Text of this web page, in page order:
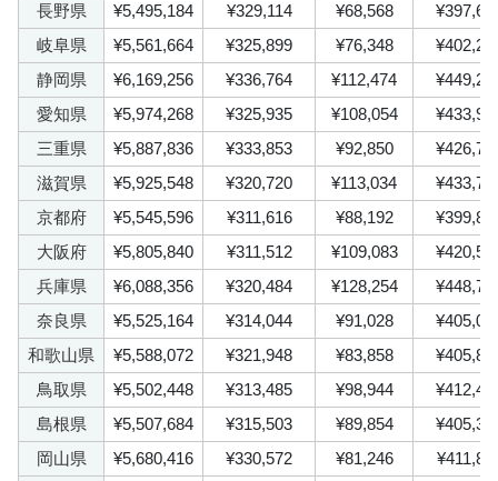
長野県
¥5,495,184 ¥329,114 ¥68,568
岐阜県
¥5,561,664 ¥325,899 ¥76,348
静岡県
¥6,169,256 ¥336,764 ¥112,474
愛知県
¥5,974,268 ¥325,935 ¥108,054
三重県
¥5,887,836 ¥333,853 ¥92,850
滋賀県
¥5,925,548 ¥320,720 ¥113,034
京都府
¥5,545,596 ¥311,616 ¥88,192
大阪府
¥5,805,840 ¥311,512 ¥109,083
兵庫県
¥6,088,356 ¥320,484 ¥128,254
奈良県
¥5,525,164 ¥314,044 ¥91,028
和歌山県
¥5,588,072 ¥321,948 ¥83,858
鳥取県
¥5,502,448 ¥313,485 ¥98,944
島根県
¥5,507,684 ¥315,503 ¥89,854
岡山県
¥5,680,416 ¥330,572 ¥81,246